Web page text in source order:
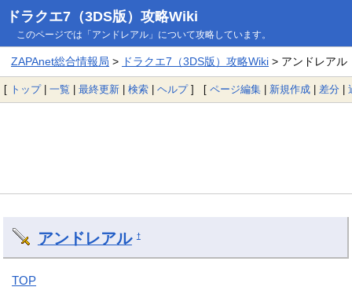
ドラクエ7（3DS版）攻略Wiki
このページでは「アンドレアル」について攻略しています。
ZAPAnet総合情報局 > ドラクエ7（3DS版）攻略Wiki> アンドレアル
[ トップ| 一覧 | 最終更新 | 検索 | ヘルプ] [ ページ編集 | 新規作成 | 差分 |
アンドレアル †
TOP